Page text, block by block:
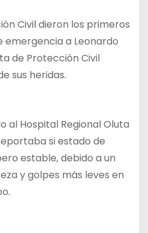
Civil dieron los primeros
emergencia a Leonardo
de Protección Civil
sus heridas.
al Hospital Regional Oluta
si estado de
estable, debido a un
y golpes más leves en